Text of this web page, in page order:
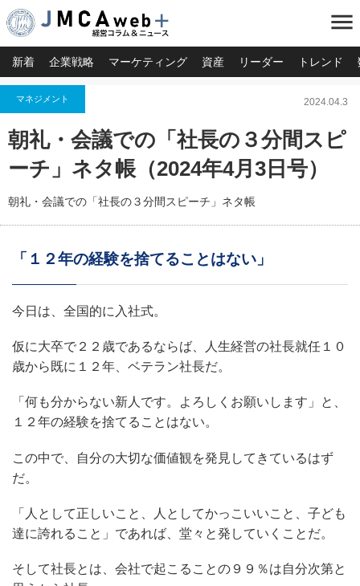
menu
新着 企業戦略 マーケティング 資産 リーダー トレンド
マネジメント 2024.04.3
朝礼・会議での「社長の３分間スピ
ーチ」ネタ帳（2024年4月3日号）
朝礼・会議での「社長の３分間スピーチ」ネタ帳
「１２年の経験を捨てることはない」
今日は、全国的に入社式。
仮に大卒で２２歳であるならば、人生経営の社長就任１０
歳から既に１２年、ベテラン社長だ。
「何も分からない新人です。よろしくお願いします」と、
１２年の経験を捨てることはない。
この中で、自分の大切な価値観を発見してきているはず
だ。
「人として正しいこと、人としてかっこいいこと、子ども
達に誇れること」であれば、堂々と発していくことだ。
そして社長とは、会社で起こることの９９％は自分次第と